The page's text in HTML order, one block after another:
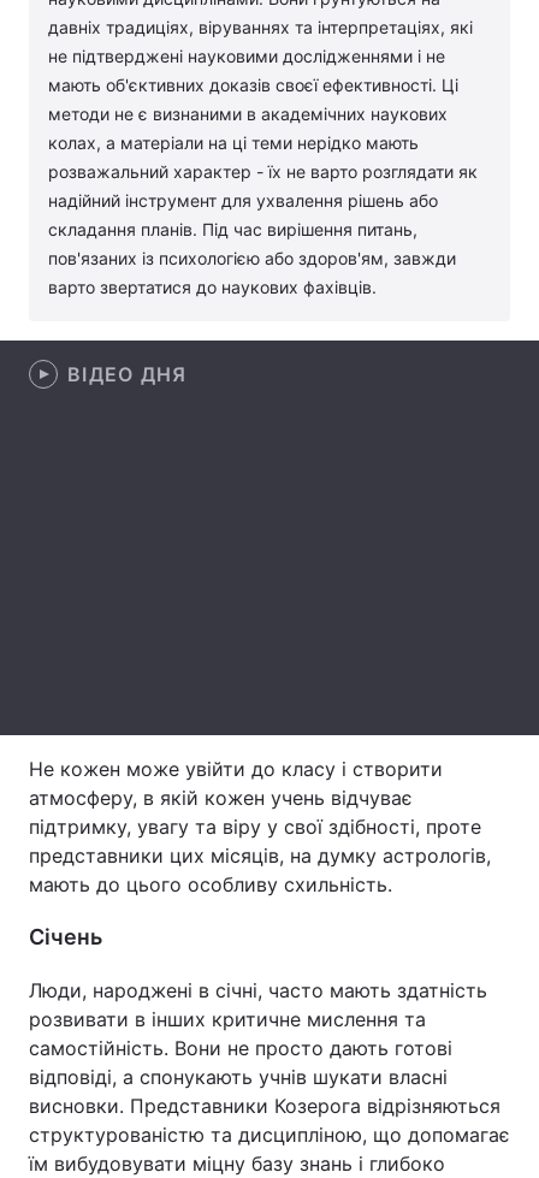
Лонгріди
Відео з Youtube Статті
Інтерв'ю Думки
Архів Вакансії
Контакти
Послуги
давніх традиціях, віруваннях та інтерпретаціях, які
не підтверджені науковими дослідженнями і не
мають об'єктивних доказів своєї ефективності. Ці
методи не є визнаними в академічних наукових
колах, а матеріали на ці теми нерідко мають
розважальний характер - їх не варто розглядати як
надійний інструмент для ухвалення рішень або
складання планів. Під час вирішення питань,
пов'язаних із психологією або здоров'ям, завжди
варто звертатися до наукових фахівців.
ВІДЕО ДНЯ
Не кожен може увійти до класу і створити
атмосферу, в якій кожен учень відчуває
підтримку, увагу та віру у свої здібності, проте
представники цих місяців, на думку астрологів,
мають до цього особливу схильність.
Січень
Люди, народжені в січні, часто мають здатність
розвивати в інших критичне мислення та
самостійність. Вони не просто дають готові
відповіді, а спонукають учнів шукати власні
висновки. Представники Козерога відрізняються
структурованістю та дисципліною, що допомагає
їм вибудовувати міцну базу знань і глибоко